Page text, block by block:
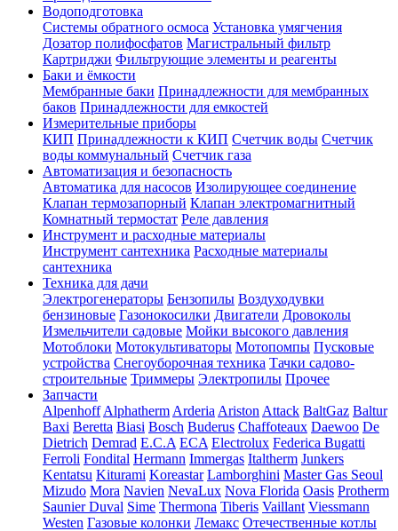
Водоподготовка
Системы обратного осмоса Установка умягчения
Дозатор полифосфатов Магистральный фильтр
Картриджи Фильтрующие элементы и реагенты
Баки и ёмкости
Мембранные баки Принадлежности для мембранных
баков Принадлежности для емкостей
Измерительные приборы
КИП Принадлежности к КИП Счетчик воды Счетчик
воды коммунальный Счетчик газа
Автоматизация и безопасность
Автоматика для насосов Изолирующее соединение
Клапан термозапорный Клапан электромагнитный
Комнатный термостат Реле давления
Инструмент и расходные материалы
Инструмент сантехника Расходные материалы
сантехника
Техника для дачи
Электрогенераторы Бензопилы Воздуходувки
бензиновые Газонокосилки Двигатели Дровоколы
Измельчители садовые Мойки высокого давления
Мотоблоки Мотокультиваторы Мотопомпы Пусковые
устройства Снегоуборочная техника Тачки садово-
строительные Триммеры Электропилы Прочее
Запчасти
Alpenhoff Alphatherm Arderia Ariston Attack BaltGaz Baltur
Baxi Beretta Biasi Bosch Buderus Chaffoteaux Daewoo De
Dietrich Demrad E.C.A ECA Electrolux Federica Bugatti
Ferroli Fondital Hermann Immergas Italtherm Junkers
Kentatsu Kiturami Koreastar Lamborghini Master Gas Seoul
Mizudo Mora Navien NevaLux Nova Florida Oasis Protherm
Saunier Duval Sime Thermona Tiberis Vaillant Viessmann
Westen Газовые колонки Лемакс Отечественные котлы